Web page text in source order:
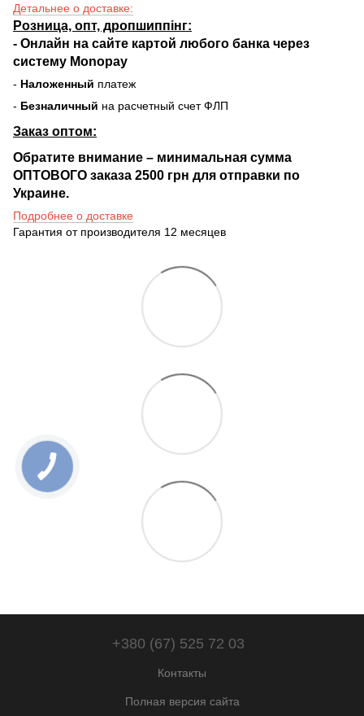
Детальнее о доставке:
Розница, опт, дропшиппінг:
- Онлайн на сайте картой любого банка через
систему Monopay
- Наложенный платеж
- Безналичный на расчетный счет ФЛП
Заказ оптом:
Обратите внимание – минимальная сумма
ОПТОВОГО заказа 2500 грн для отправки по
Украине.
Подробнее о доставке
Гарантия от производителя 12 месяцев
+380 (67) 525 72 03
Контакты
Полная версия сайта